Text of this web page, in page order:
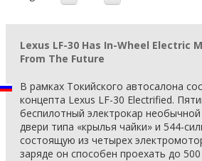
Lexus LF-30 Has In-Wheel Electric
From The Future
В рамках Токийского автосалона
концепта Lexus LF-30 Electrified.
беспилотный электрокар
двери типа «крылья чайки» и 544-
состоящую из четырех
заряде он способен проехать до